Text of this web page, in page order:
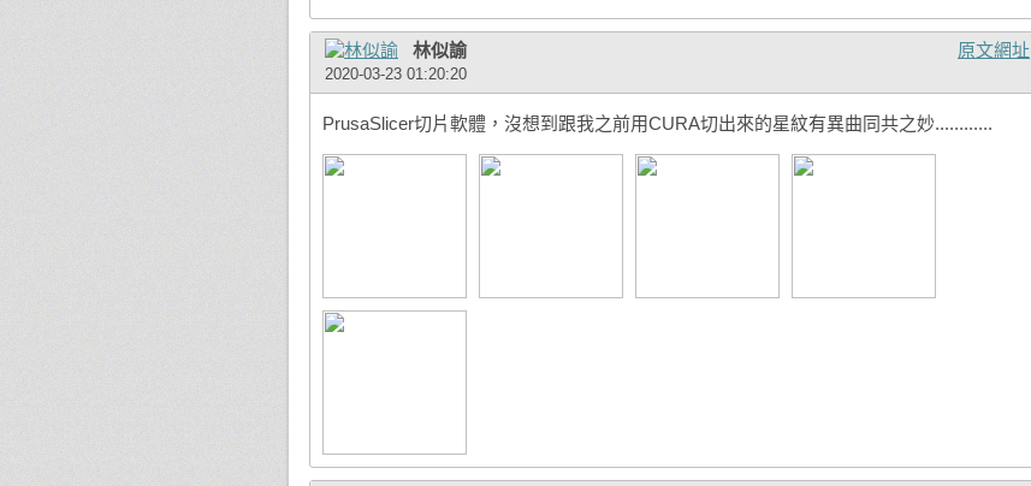
原文網址
林似諭
2020-03-23 01:20:20
PrusaSlicer切片軟體，沒想到跟我之前用CURA切出來的星紋有異曲同共之妙............